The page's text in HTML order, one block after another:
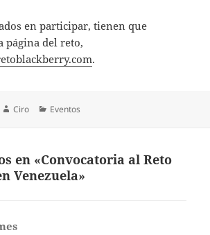
en participar, tienen que
página del reto,
.
Autor
Ciro Categorías
Eventos
en «Convocatoria al Reto
Venezuela»